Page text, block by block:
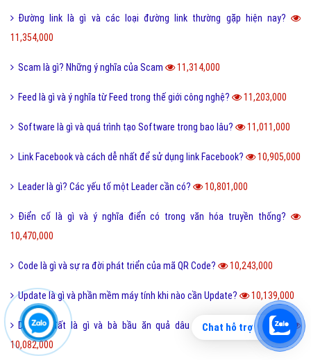
Đường link là gì và các loại đường link thường gặp hiện nay?
11,354,000
Scam là gì? Những ý nghĩa của Scam 11,314,000
Feed là gì và ý nghĩa từ Feed trong thế giới công nghệ? 11,203,000
Software là gì và quá trình tạo Software trong bao lâu? 11,011,000
Link Facebook và cách dễ nhất để sử dụng link Facebook? 10,905,000
Leader là gì? Các yếu tố một Leader cần có? 10,801,000
Điển cố là gì và ý nghĩa điển có trong văn hóa truyền thống?
10,470,000
Code là gì và sự ra đời phát triển của mã QR Code? 10,243,000
Update là gì và phần mềm máy tính khi nào cần Update? 10,139,000
Dâu da đất là gì và bà bầu ăn quả dâu da đất có tốt không?
10,082,000
Chat hỗ trợ